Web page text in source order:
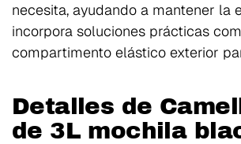
necesita, ayudando a mantener la
incorpora soluciones prácticas
compartimento elástico exterior
Detalles de
de 3L mochila